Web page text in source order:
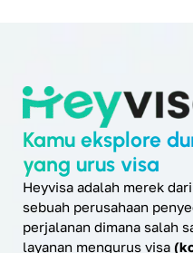
Kamu eksplore
yang urus visa
Heyvisa adalah merek
sebuah perusahaan
perjalanan dimana salah
layanan mengurus visa